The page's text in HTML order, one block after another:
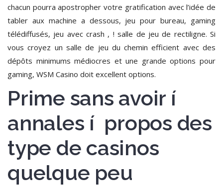
chacun pourra apostropher votre gratification avec l’idée de
tabler aux machine a dessous, jeu pour bureau, gaming
télédiffusés, jeu avec crash , ! salle de jeu de rectiligne. Si
vous croyez un salle de jeu du chemin efficient avec des
dépôts minimums médiocres et une grande options pour
gaming, WSM Casino doit excellent options.
Prime sans avoir í
annales í propos des
type de casinos
quelque peu